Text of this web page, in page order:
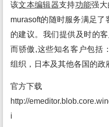
该文本编辑器支持功能强
murasoft的随时服务满足
的建议。我们提供及时的
而骄傲,这些知名客户包括
组织，日本及其他各国的政
官方下载
http://
i